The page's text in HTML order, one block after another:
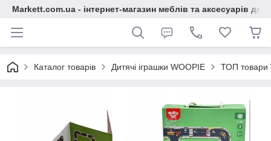
Markett.com.ua - інтернет-магазин меблів та аксесуарів для
Каталог товарів Дитячі іграшки WOOPIE ТОП товари